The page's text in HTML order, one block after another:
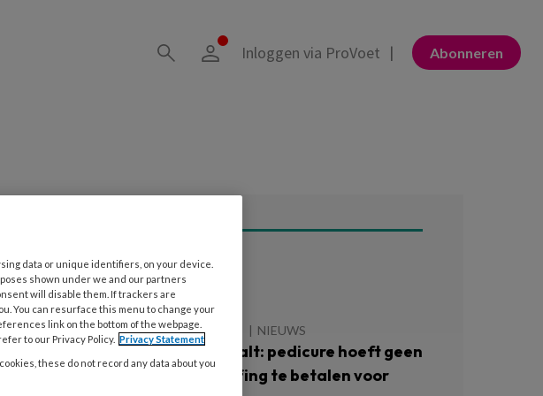
Abonneren
Inloggen via ProVoet
Delen Lees ook
3 AUGUSTUS 2026 NIEUWS
Rechter bepaalt: pedicure hoeft geen
zuiveringsheffing te betalen voor
data or unique identifiers, on your device.
shown under we and our partners
will disable them. If trackers are
You can resurface this menu to change your
link on the bottom of the webpage.
to our Privacy Policy. Privacy Statement
these do not record any data about you